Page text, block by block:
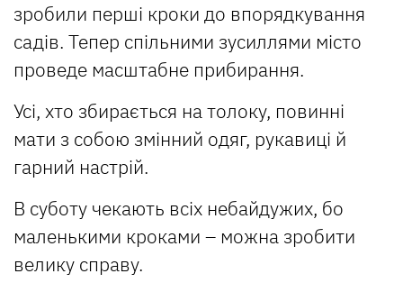
зробили перші кроки до впорядкування
садів. Тепер спільними зусиллями місто
проведе масштабне прибирання.
Усі, хто збирається на толоку, повинні
мати з собою змінний одяг, рукавиці й
гарний настрій.
В суботу чекають всіх небайдужих, бо
маленькими кроками – можна зробити
велику справу.